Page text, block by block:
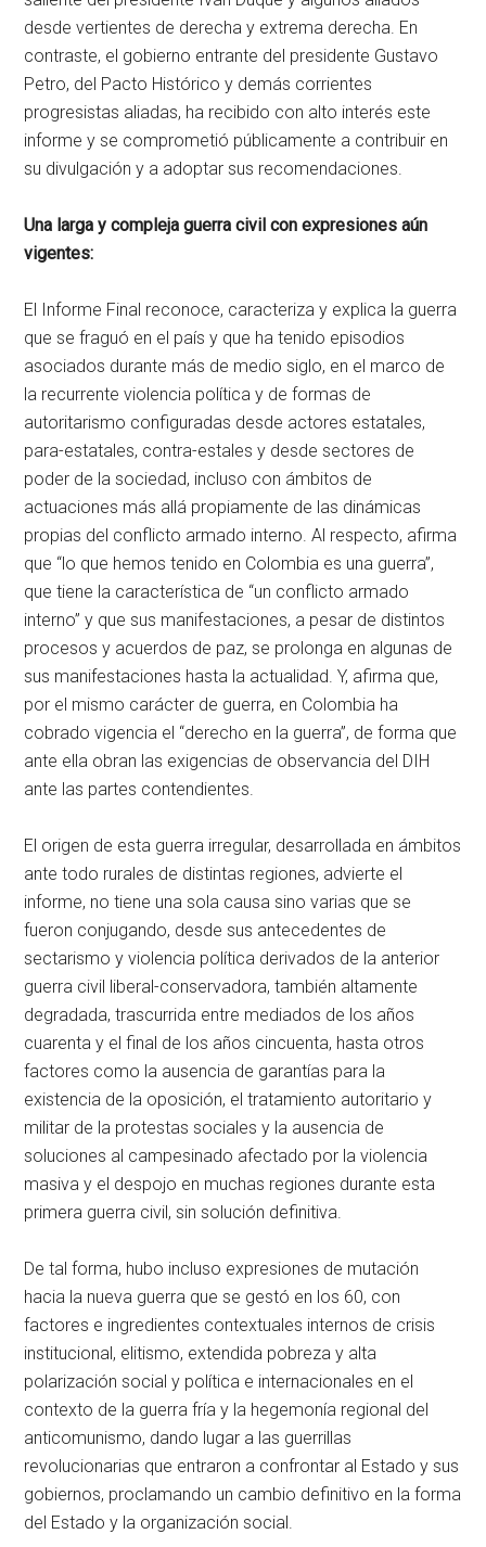
desde vertientes de derecha y extrema derecha. En
contraste, el gobierno entrante del presidente Gustavo
Petro, del Pacto Histórico y demás corrientes
progresistas aliadas, ha recibido con alto interés este
informe y se comprometió públicamente a contribuir en
su divulgación y a adoptar sus recomendaciones.
Una larga y compleja guerra civil con expresiones aún
vigentes:
El Informe Final reconoce, caracteriza y explica la guerra
que se fraguó en el país y que ha tenido episodios
asociados durante más de medio siglo, en el marco de
la recurrente violencia política y de formas de
autoritarismo configuradas desde actores estatales,
para-estatales, contra-estales y desde sectores de
poder de la sociedad, incluso con ámbitos de
actuaciones más allá propiamente de las dinámicas
propias del conflicto armado interno. Al respecto, afirma
que “lo que hemos tenido en Colombia es una guerra”,
que tiene la característica de “un conflicto armado
interno” y que sus manifestaciones, a pesar de distintos
procesos y acuerdos de paz, se prolonga en algunas de
sus manifestaciones hasta la actualidad. Y, afirma que,
por el mismo carácter de guerra, en Colombia ha
cobrado vigencia el “derecho en la guerra”, de forma que
ante ella obran las exigencias de observancia del DIH
ante las partes contendientes.
El origen de esta guerra irregular, desarrollada en ámbitos
ante todo rurales de distintas regiones, advierte el
informe, no tiene una sola causa sino varias que se
fueron conjugando, desde sus antecedentes de
sectarismo y violencia política derivados de la anterior
guerra civil liberal-conservadora, también altamente
degradada, trascurrida entre mediados de los años
cuarenta y el final de los años cincuenta, hasta otros
factores como la ausencia de garantías para la
existencia de la oposición, el tratamiento autoritario y
militar de la protestas sociales y la ausencia de
soluciones al campesinado afectado por la violencia
masiva y el despojo en muchas regiones durante esta
primera guerra civil, sin solución definitiva.
De tal forma, hubo incluso expresiones de mutación
hacia la nueva guerra que se gestó en los 60, con
factores e ingredientes contextuales internos de crisis
institucional, elitismo, extendida pobreza y alta
polarización social y política e internacionales en el
contexto de la guerra fría y la hegemonía regional del
anticomunismo, dando lugar a las guerrillas
revolucionarias que entraron a confrontar al Estado y sus
gobiernos, proclamando un cambio definitivo en la forma
del Estado y la organización social.